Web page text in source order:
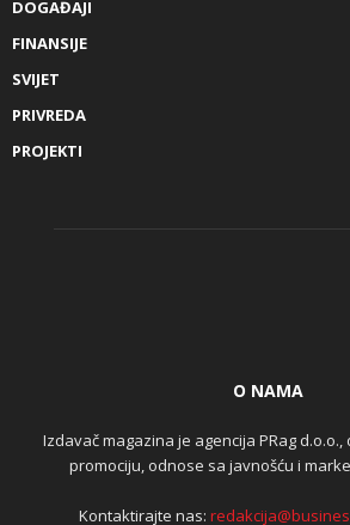
DOGAĐAJI
FINANSIJE
SVIJET
PRIVREDA
PROJEKTI
O NAMA
Izdavač magazina je agencija PRag
promociju, odnose sa javnošću i
Kontaktirajte nas: